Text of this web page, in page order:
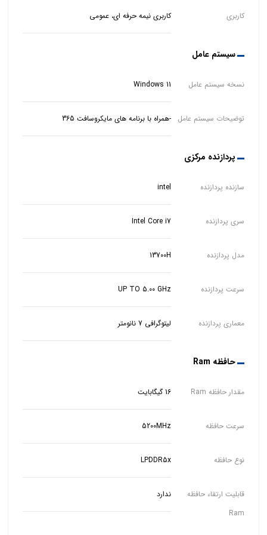
کاربری کاربری نیمه حرفه ای، عمومی
سیستم عامل
نسخه سیستم عامل Windows 11
توضیحات سیستم عامل -همراه با برنامه های مایکروسافت 365
پردازنده مرکزی
سازنده پردازنده intel
سری پردازنده Intel Core i7
مدل پردازنده 13700H
سرعت پردازنده UP TO 5.00 GHz
معماری پردازنده لیتوگرافی 7 نانومتر
حافظه Ram
مقدار حافظه Ram 16 گیگابایت
سرعت حافظه 5200MHz
نوع حافظه LPDDR5x
قابلیت ارتقاء حافظه
Ram
ندارد